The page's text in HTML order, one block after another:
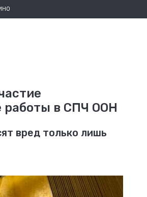
работы в СПЧ ООН
вред только лишь